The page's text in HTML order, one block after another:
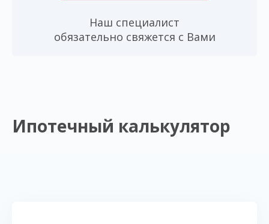
Наш специалист
обязательно свяжется с Вами
Ипотечный калькулятор